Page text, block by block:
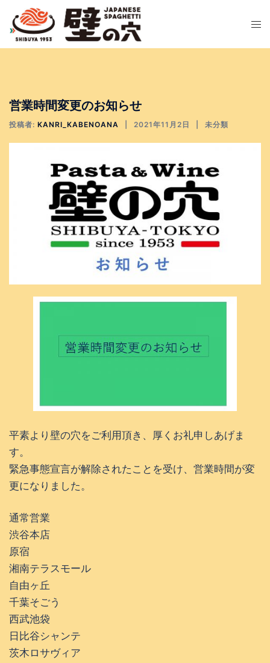
キ
ッ
営業時間変更のお知らせ
投稿者: KANRI_KABENOANA 2021年11月2日 未分類
平素より壁の穴をご利用頂き、厚くお礼申しあげま
す。
緊急事態宣言が解除されたことを受け、営業時間が変
更になりました。
通常営業
渋谷本店
原宿
湘南テラスモール
自由ヶ丘
千葉そごう
西武池袋
日比谷シャンテ
茨木ロサヴィア